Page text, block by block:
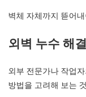
벽체 자체까지 뜯어
외벽 누수 해
외부 전문가나 작업
방법을 고려해 보는